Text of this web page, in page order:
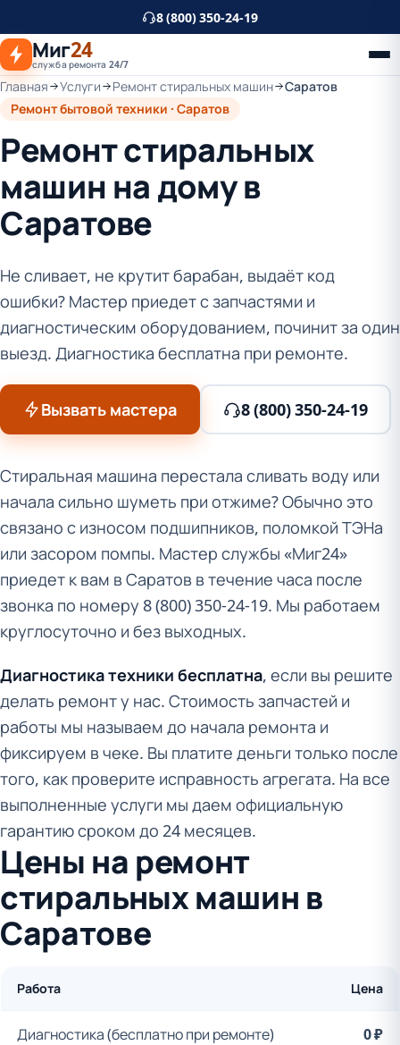
основному
контенту
8 (800) 350-24-19
Миг24
служба ремонта 24/7
Главная Услуги Ремонт стиральных машин
Саратов
Ремонт бытовой техники · Саратов
Ремонт стиральных
машин на дому в
Саратове
Не сливает, не крутит барабан, выдаёт код
ошибки? Мастер приедет с запчастями и
диагностическим оборудованием, починит за один
выезд. Диагностика бесплатна при ремонте.
Вызвать мастера 8 (800) 350-24-19
Стиральная машина перестала сливать воду или
начала сильно шуметь при отжиме? Обычно это
связано с износом подшипников, поломкой ТЭНа
или засором помпы. Мастер службы «Миг24»
приедет к вам в Саратов в течение часа после
звонка по номеру 8 (800) 350-24-19. Мы работаем
круглосуточно и без выходных.
Диагностика техники бесплатна, если вы решите
делать ремонт у нас. Стоимость запчастей и
работы мы называем до начала ремонта и
фиксируем в чеке. Вы платите деньги только после
того, как проверите исправность агрегата. На все
выполненные услуги мы даем официальную
гарантию сроком до 24 месяцев.
Цены на ремонт
стиральных машин в
Саратове
Работа Цена
Диагностика (бесплатно при ремонте) 0 ₽